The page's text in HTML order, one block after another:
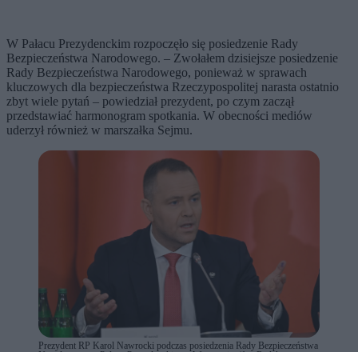
W Pałacu Prezydenckim rozpoczęło się posiedzenie Rady
Bezpieczeństwa Narodowego. – Zwołałem dzisiejsze posiedzenie
Rady Bezpieczeństwa Narodowego, ponieważ w sprawach
kluczowych dla bezpieczeństwa Rzeczypospolitej narasta ostatnio
zbyt wiele pytań – powiedział prezydent, po czym zaczął
przedstawiać harmonogram spotkania. W obecności mediów
uderzył również w marszałka Sejmu.
Prezydent RP Karol Nawrocki podczas posiedzenia Rady Bezpieczeństwa